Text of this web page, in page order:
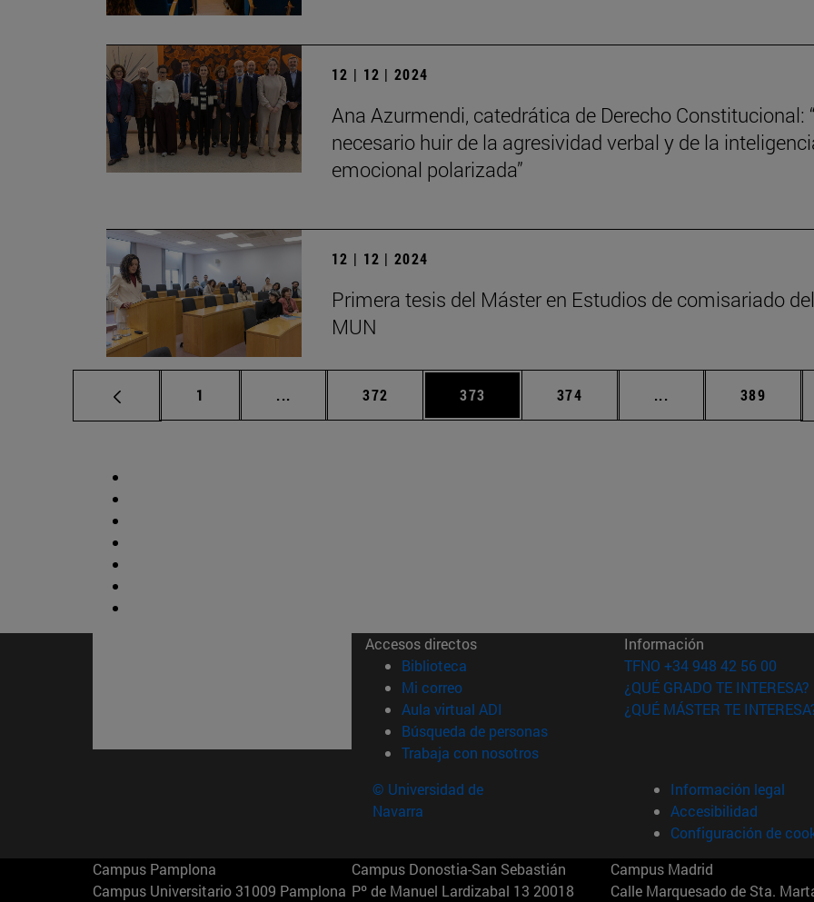
12 | 12 | 2024
Ana Azurmendi, catedrática de Derecho Constitucional:
necesario huir de la agresividad verbal y de la
emocional polarizada”
12 | 12 | 2024
Primera tesis del Máster en Estudios de comisariado del
MUN
Página
1 ... Páginas intermedias Use TAB para desplazarse.
Página
372 Página
373 Página
374 ... Páginas intermedias
Página
389
Accesos directos
Biblioteca (abre en nueva ventana)
Mi correo(abre en nueva ventana)
Aula virtual ADI (abre en nueva ventana)
Búsqueda de personas(abre en nueva ventana)
Trabaja con nosotros(abre en nueva ventana)
Información
TFNO +34 948 42 56 00
¿QUÉ GRADO TE INTERESA?
¿QUÉ MÁSTER TE
© Universidad de
Navarra
Información legal
Accesibilidad
Configuración de
Campus Pamplona
Campus Universitario 31009 Pamplona
Campus Donostia-San Sebastián
Pº de Manuel Lardizabal 13 20018
Campus Madrid
Calle Marquesado de Sta.